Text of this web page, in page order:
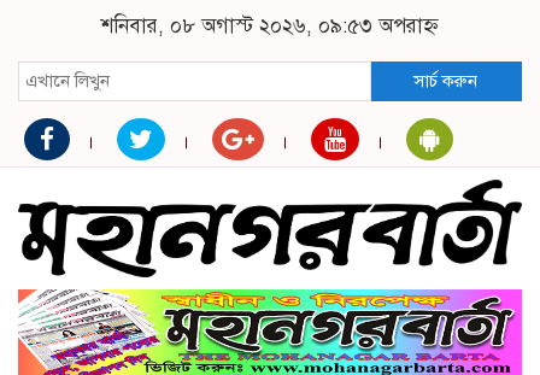
শনিবার, ০৮ অগাস্ট ২০২৬, ০৯:৫৩ অপরাহ্ন
সার্চ করুন